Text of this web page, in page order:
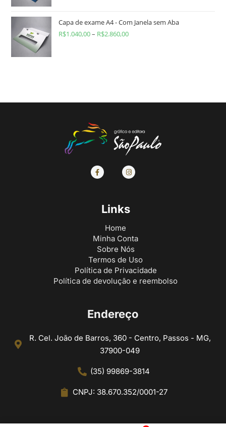
Capa de exame A4 - Com Janela sem Aba
R$1.040,00– R$2.860,00
Links
Home
Minha Conta
Sobre Nós
Termos de Uso
Política de Privacidade
Política de devolução e reembolso
Endereço
R. Cel. João de Barros, 360 - Centro, Passos - MG,
37900-049
(35) 99869-3814
CNPJ: 38.670.352/0001-27